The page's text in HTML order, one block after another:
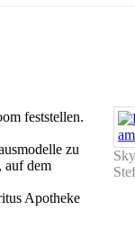
feststellen.
zu
auf dem
Apotheke